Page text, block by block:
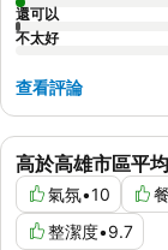
高於高雄市區平
氣氛•10
整潔度•9.7
還可以
不太好
查看評論